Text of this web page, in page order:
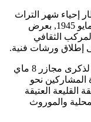
إحياء شهر التراث
(18 أفريل ـ 18 ماي) و إحياء لذكرى مجازر 8 مايو 1945, بعرض
الثقافي
إطلاق ورشات فنية.
كما سيتخلل ذات البرنامج إنجاز جدارية تخليدا لذكرى مجازر 8 ماي
المشاركين نحو
القليعة العتيقة
والموروث